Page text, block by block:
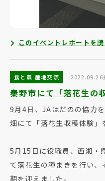
このイベントレポートを
食と農 産地交流 2022.09.26
秦野市にて「落花生の
9月4日、JAはだのの協力
畑にて「落花生収穫体験」
5月15日に役職員、西湘・
て落花生の種まきを行い
期を迎えました。